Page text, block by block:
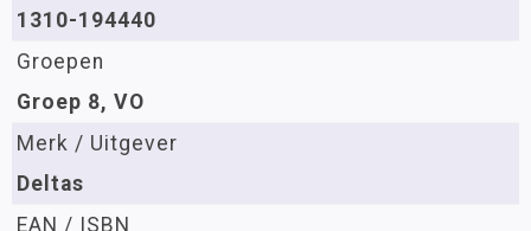
1310-194440
Groepen
Groep 8, VO
Merk / Uitgever
Deltas
EAN / ISBN